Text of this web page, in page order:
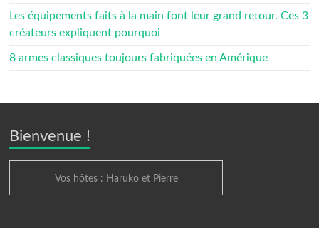
Les équipements faits à la main font leur grand retour. Ces 3
créateurs expliquent pourquoi
8 armes classiques toujours fabriquées en Amérique
Bienvenue !
Vos hôtes : Haruko et Pierre